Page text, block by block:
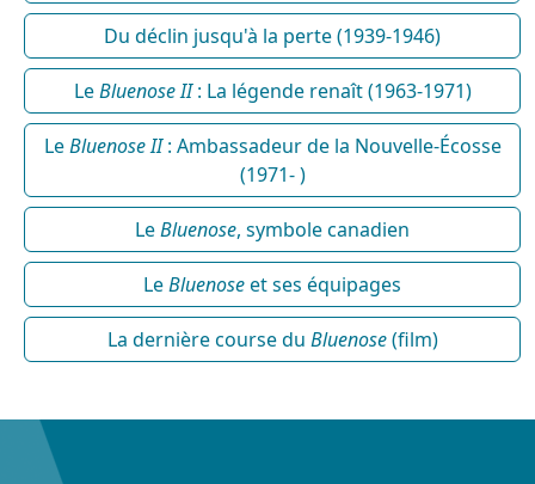
Du déclin jusqu'à la perte (1939-1946)
LeBluenose II: La légende renaît (1963-1971)
LeBluenose II: Ambassadeur de la Nouvelle-Écosse
(1971- )
LeBluenose, symbole canadien
LeBluenoseet ses équipages
La dernière course du Bluenose(film)